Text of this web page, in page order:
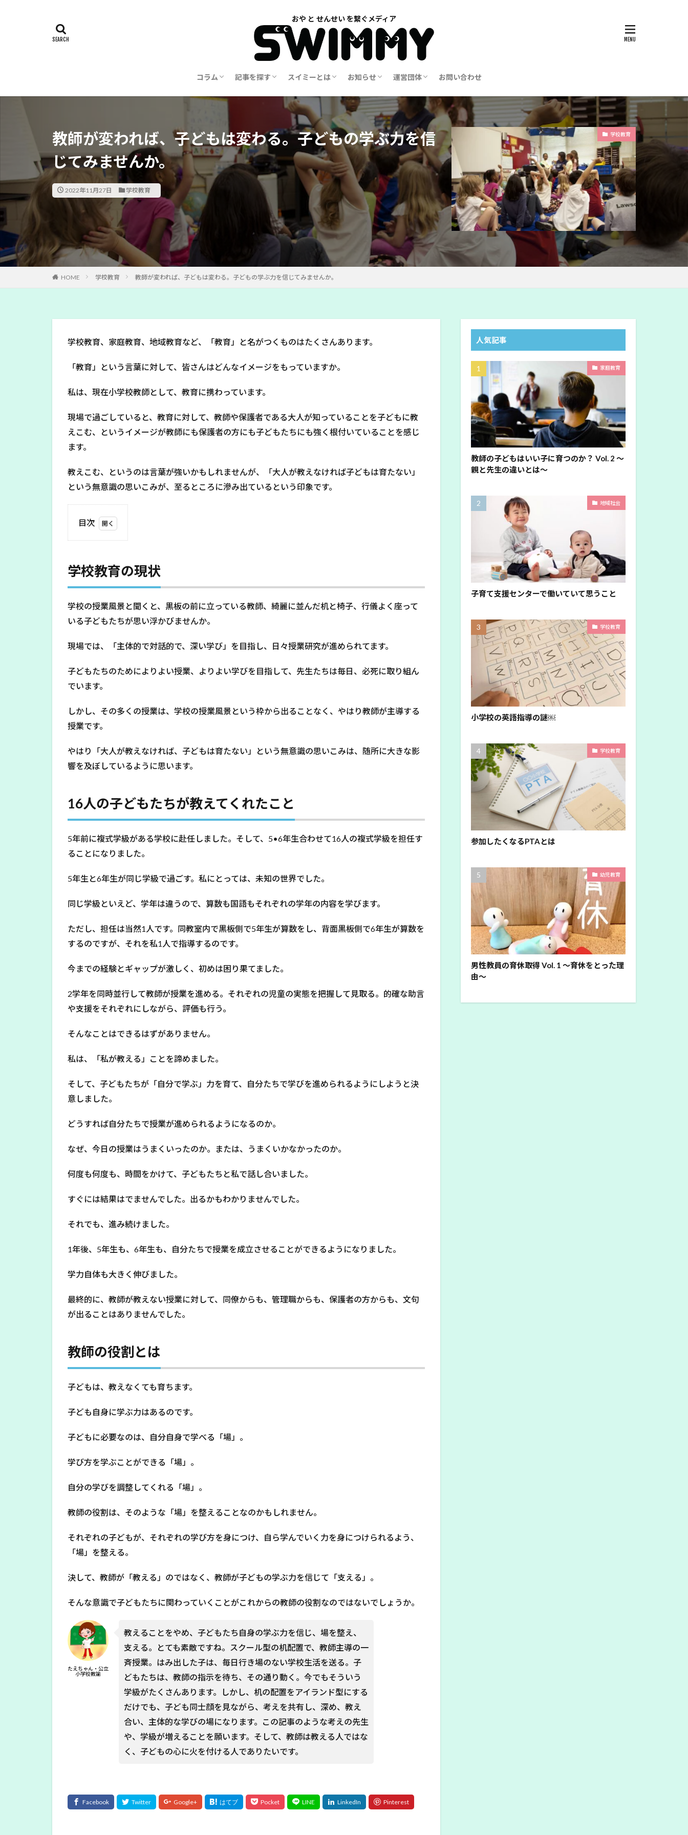
コラム
記事一覧
執筆者一覧
記事を探す
学校教育
家庭教育
幼児教育
世界の教育
子どもの学び
地域社会
特別支援
メンタルケア
スイミーとは
Swimmy誕生秘話
Swimmy 誕生までのストーリー
Swimmyのビジョン
Swimmy ペーパー版
お知らせ
イベント情報
ご寄付・協賛のお願い
クラウドファンディング
Swimmy ダイアローグについて
運営団体
G-Upsについて
ラジオ配信
メルマガアーカイブ
会員募集
スタッフ募集
お問い合わせ
教師が変われば、子どもは変わる。子どもの学ぶ力を信
じてみませんか。
2022年11月27日 学校教育
学校教育
HOME 学校教育 教師が変われば、子どもは変わる。子どもの学ぶ力を信じてみませんか。
学校教育、家庭教育、地域教育など、「教育」と名がつくものはたくさんあります。
「教育」という言葉に対して、皆さんはどんなイメージをもっていますか。
私は、現在小学校教師として、教育に携わっています。
現場で過ごしていると、教育に対して、教師や保護者である大人が知っていることを子どもに教
えこむ、というイメージが教師にも保護者の方にも子どもたちにも強く根付いていることを感じ
ます。
教えこむ、というのは言葉が強いかもしれませんが、「大人が教えなければ子どもは育たない」
という無意識の思いこみが、至るところに滲み出ているという印象です。
目次
教
現
16
子
ど
た
が
え
て
く
こ
3
教
師
役
と
は
学校教育の現状
学校の授業風景と聞くと、黒板の前に立っている教師、綺麗に並んだ机と椅子、行儀よく座って
いる子どもたちが思い浮かびませんか。
現場では、「主体的で対話的で、深い学び」を目指し、日々授業研究が進められてます。
子どもたちのためによりよい授業、よりよい学びを目指して、先生たちは毎日、必死に取り組ん
でいます。
しかし、その多くの授業は、学校の授業風景という枠から出ることなく、やはり教師が主導する
授業です。
やはり「大人が教えなければ、子どもは育たない」という無意識の思いこみは、随所に大きな影
響を及ぼしているように思います。
16人の子どもたちが教えてくれたこと
5年前に複式学級がある学校に赴任しました。そして、5•6年生合わせて16人の複式学級を担任す
ることになりました。
5年生と6年生が同じ学級で過ごす。私にとっては、未知の世界でした。
同じ学級といえど、学年は違うので、算数も国語もそれぞれの学年の内容を学びます。
ただし、担任は当然1人です。同教室内で黒板側で5年生が算数をし、背面黒板側で6年生が算数を
するのですが、それを私1人で指導するのです。
今までの経験とギャップが激しく、初めは困り果てました。
2学年を同時並行して教師が授業を進める。それぞれの児童の実態を把握して見取る。的確な助言
や支援をそれぞれにしながら、評価も行う。
そんなことはできるはずがありません。
私は、「私が教える」ことを諦めました。
そして、子どもたちが「自分で学ぶ」力を育て、自分たちで学びを進められるようにしようと決
意しました。
どうすれば自分たちで授業が進められるようになるのか。
なぜ、今日の授業はうまくいったのか。または、うまくいかなかったのか。
何度も何度も、時間をかけて、子どもたちと私で話し合いました。
すぐには結果はでませんでした。出るかもわかりませんでした。
それでも、進み続けました。
1年後、5年生も、6年生も、自分たちで授業を成立させることができるようになりました。
学力自体も大きく伸びました。
最終的に、教師が教えない授業に対して、同僚からも、管理職からも、保護者の方からも、文句
が出ることはありませんでした。
教師の役割とは
子どもは、教えなくても育ちます。
子ども自身に学ぶ力はあるのです。
子どもに必要なのは、自分自身で学べる「場」。
学び方を学ぶことができる「場」。
自分の学びを調整してくれる「場」。
教師の役割は、そのような「場」を整えることなのかもしれません。
それぞれの子どもが、それぞれの学び方を身につけ、自ら学んでいく力を身につけられるよう、
「場」を整える。
決して、教師が「教える」のではなく、教師が子どもの学ぶ力を信じて「支える」。
そんな意識で子どもたちに関わっていくことがこれからの教師の役割なのではないでしょうか。
たえちゃん・公立
小学校教諭
教えることをやめ、子どもたち自身の学ぶ力を信じ、場を整え、
支える。とても素敵ですね。スクール型の机配置で、教師主導の一
斉授業。はみ出した子は、毎日行き場のない学校生活を送る。子
どもたちは、教師の指示を待ち、その通り動く。今でもそういう
学級がたくさんあります。しかし、机の配置をアイランド型にする
だけでも、子ども同士顔を見ながら、考えを共有し、深め、教え
合い、主体的な学びの場になります。この記事のような考えの先生
や、学級が増えることを願います。そして、教師は教える人ではな
く、子どもの心に火を付ける人でありたいです。
人気記事
家庭教育
教師の子どもはいい子に育つのか？ Vol. 2 〜
親と先生の違いとは〜
地域社会
子育て支援センターで働いていて思うこと
学校教育
小学校の英語指導の謎￼
学校教育
参加したくなるPTAとは
幼児教育
男性教員の育休取得 Vol. 1 ～育休をとった理
由～